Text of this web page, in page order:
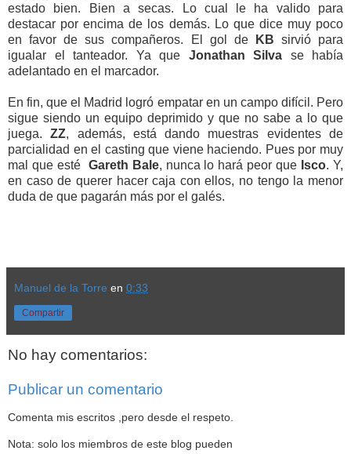
estado bien. Bien a secas. Lo cual le ha valido para
destacar por encima de los demás. Lo que dice muy poco
en favor de sus compañeros. El gol de
KB sirvió para
igualar el tanteador. Ya que Jonathan Silva se había
adelantado en el marcador.
En fin, que el Madrid logró empatar en un campo difícil. Pero
sigue siendo un equipo deprimido y que no sabe a lo que
juega.ZZ, además, está dando muestras evidentes de
parcialidad en el casting que viene haciendo. Pues por muy
mal que esté Gareth Bale, nunca lo hará peor que Isco. Y,
en caso de querer hacer caja con ellos, no tengo la menor
duda de que pagarán más por el galés.
Manuel de la Torre en 0:33
Compartir
No hay comentarios:
Publicar un comentario
Comenta mis escritos ,pero desde el respeto.
Nota: solo los miembros de este blog pueden